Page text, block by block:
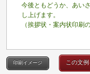
今後ともどうか、あい
し上げます。
（挨拶状・案内状印刷
印刷イメージ この文